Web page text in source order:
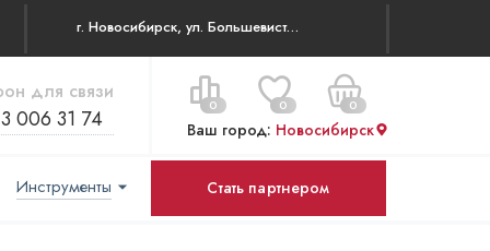
г. Новосибирск, ул. Большевистская, д. 16 оф. 1
для связи
006 31 74
0 0 0
Цена за все:
Перейти в корзину
Ваш город: Новосибирск
Инструменты Стать партнером